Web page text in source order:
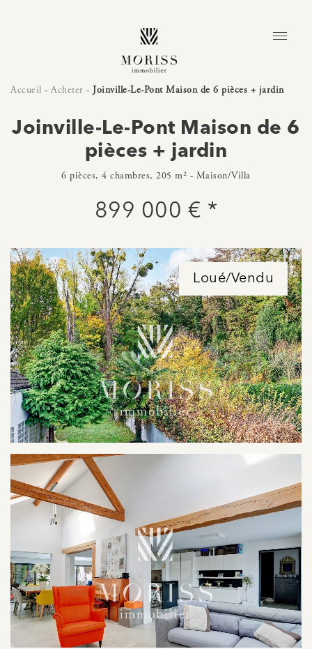
Accueil - Acheter - Joinville-Le-Pont Maison de 6 pièces + jardin
Joinville-Le-Pont Maison de 6
pièces + jardin
6 pièces, 4 chambres, 205 m² - Maison/Villa
899 000 € *
Loué/Vendu